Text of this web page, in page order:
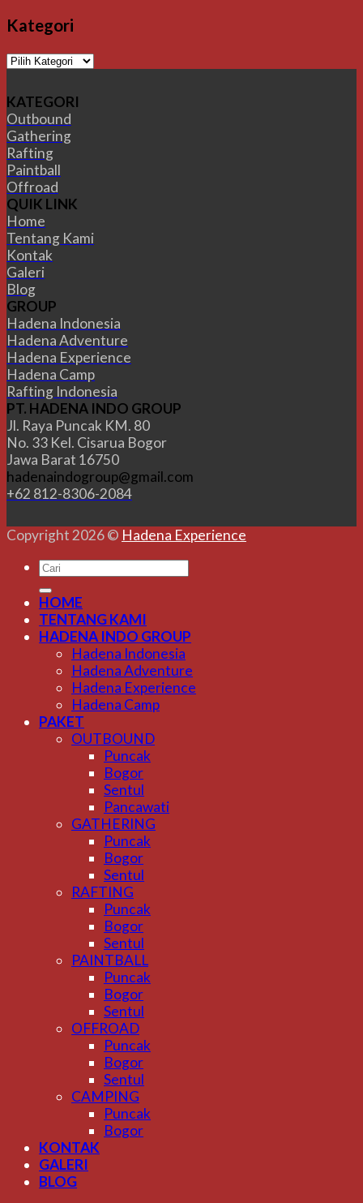
Kategori
Kategori
KATEGORI
Outbound
Gathering
Rafting
Paintball
Offroad
QUIK LINK
Home
Tentang Kami
Kontak
Galeri
Blog
GROUP
Hadena Indonesia
Hadena Adventure
Hadena Experience
Hadena Camp
Rafting Indonesia
PT. HADENA INDO GROUP
Jl. Raya Puncak KM. 80
No. 33 Kel. Cisarua Bogor
Jawa Barat 16750
hadenaindogroup@gmail.com
+62 812-8306-2084
Copyright 2026 © Hadena Experience
HOME
TENTANG KAMI
HADENA INDO GROUP
Hadena Indonesia
Hadena Adventure
Hadena Experience
Hadena Camp
PAKET
OUTBOUND
Puncak
Bogor
Sentul
Pancawati
GATHERING
Puncak
Bogor
Sentul
RAFTING
Puncak
Bogor
Sentul
PAINTBALL
Puncak
Bogor
Sentul
OFFROAD
Puncak
Bogor
Sentul
CAMPING
Puncak
Bogor
KONTAK
GALERI
BLOG